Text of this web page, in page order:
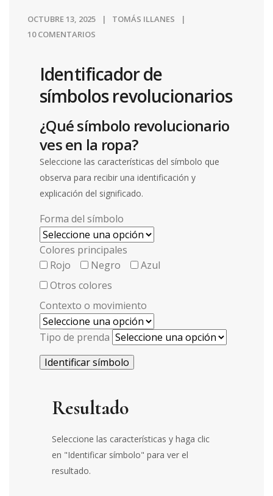
OCTUBRE 13, 2025
TOMÁS ILLANES
10 COMENTARIOS
Identificador de
símbolos revolucionarios
¿Qué símbolo revolucionario
ves en la ropa?
Seleccione las características del símbolo que
observa para recibir una identificación y
explicación del significado.
Forma del símbolo
Colores principales
Rojo
Negro
Azul
Otros colores
Contexto o movimiento
Tipo de prenda
Identificar símbolo
Resultado
Seleccione las características y haga clic
en "Identificar símbolo" para ver el
resultado.